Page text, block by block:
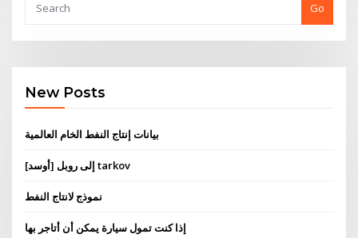
Go
New Posts
بيانات إنتاج النفط الخام العالمية
[أوسد] إلى روبل tarkov
نموذج لانتاج النفط
إذا كنت تمول سيارة يمكن أن أتاجر بها